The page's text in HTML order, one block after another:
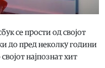
се прости од својот
до пред неколку години
најпознат хит